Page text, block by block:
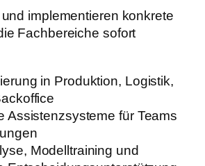
implementieren konkrete
Fachbereiche sofort
in Produktion, Logistik,
Assistenzsysteme für Teams
Modelltraining und